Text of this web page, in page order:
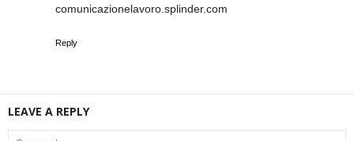
comunicazionelavoro.splinder.com
Reply
LEAVE A REPLY